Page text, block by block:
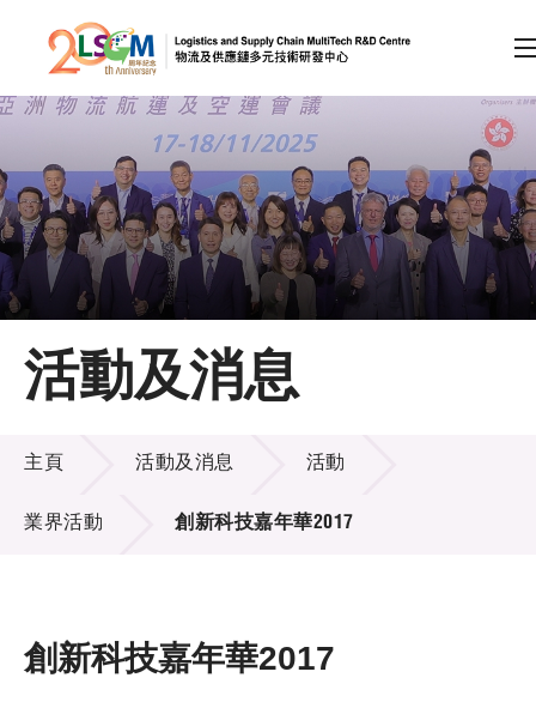
跳到內容（按回車鍵）
會員登入
A A EN 繁 简
主頁
關於LSCM
技術商品化
項目及資助計劃
活動及消息
活動及消息
活動及消息
主頁 活動及消息 活動
業界活動 創新科技嘉年華2017
創新科技嘉年華2017